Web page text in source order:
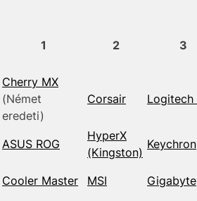
1 2 3
Cherry MX
(Német
eredeti)
Corsair Logitech
ASUS ROG
HyperX
(Kingston)
Keychron
Cooler Master MSI Gigabyte